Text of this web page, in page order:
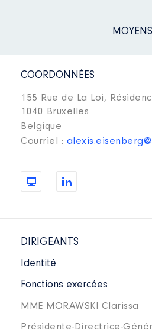
MOYENS
COORDONNÉES
155 Rue de La Loi,
1040 Bruxelles
Belgique
Courriel :
DIRIGEANTS
Identité
Fonctions exercées
MME MORAWSKI Clarissa
Présidente-Directrice-